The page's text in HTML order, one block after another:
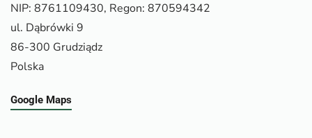
NIP: 8761109430, Regon: 870594342
ul. Dąbrówki 9
86-300 Grudziądz
Polska
Google Maps